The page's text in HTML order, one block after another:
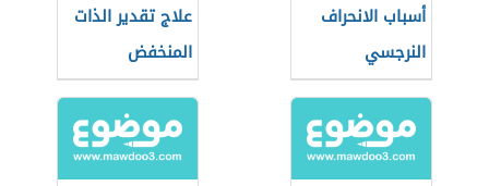
أسباب الانحراف
النرجسي
علاج تقدير الذات
المنخفض